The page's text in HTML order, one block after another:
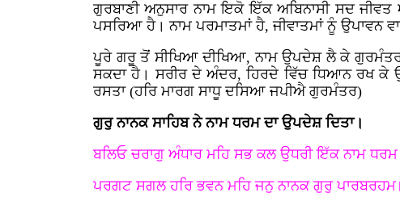
ਗੁਰਬਾਣੀ ਅਨੁਸਾਰ ਨਾਮ ਇਕੋ ਇੱਕ ਅਬਿਨਾਸੀ ਸਦ
ਪਸਰਿਆ ਹੈ। ਨਾਮ ਪਰਮਾਤਮਾਂ ਹੈ, ਜੀਵਾਤਮਾਂ ਨੂੰ ਉਪਾਵਨ
ਪੂਰੇ ਗਰੂ ਤੋਂ ਸੀਖਿਆ ਦੀਖਿਆ, ਨਾਮ ਉਪਦੇਸ਼ ਲੈ ਕੇ
ਸਕਦਾ ਹੈ। ਸਰੀਰ ਦੇ ਅੰਦਰ, ਹਿਰਦੇ ਵਿੱਚ ਧਿਆਨ ਰਖ ਕੇ
ਰਸਤਾ (ਹਰਿ ਮਾਰਗ ਸਾਧੂ ਦਸਿਆ ਜਪੀਐ ਗੁਰਮੰਤਰ)
ਗੁਰੁ ਨਾਨਕ ਸਾਹਿਬ ਨੇ ਨਾਮ ਧਰਮ ਦਾ ਉਪਦੇਸ਼ ਦਿਤਾ।
ਬਲਿਓ ਚਰਾਗੁ ਅੰਧਾਰ ਮਹਿ ਸਭ ਕਲ ਉਧਰੀ ਇੱਕ ਨਾਮ
ਪਰਗਟ ਸਗਲ ਹਰਿ ਭਵਨ ਮਹਿ ਜਨੁ ਨਾਨਕ ਗੁਰੁ